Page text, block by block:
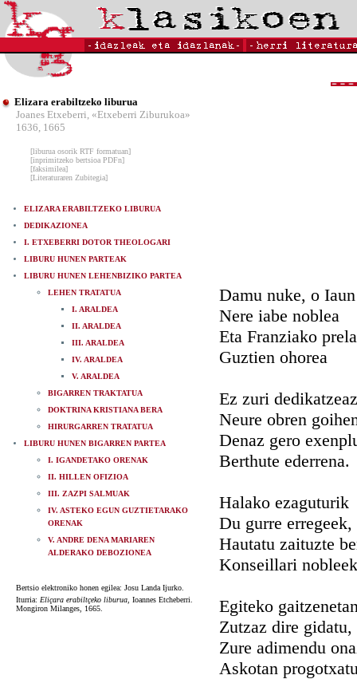
Elizara erabiltzeko liburua
Joanes Etxeberri, «Etxeberri Ziburukoa»
1636, 1665
[liburua osorik RTF formatuan]
[inprimitzeko bertsioa PDFn]
[faksimilea]
[Literaturaren Zubitegia]
ELIZARA ERABILTZEKO LIBURUA
DEDIKAZIONEA
I. ETXEBERRI DOTOR THEOLOGARI
LIBURU HUNEN PARTEAK
LIBURU HUNEN LEHENBIZIKO PARTEA
LEHEN TRATATUA
I. ARALDEA
II. ARALDEA
III. ARALDEA
IV. ARALDEA
V. ARALDEA
BIGARREN TRAKTATUA
DOKTRINA KRISTIANA BERA
HIRURGARREN TRATATUA
LIBURU HUNEN BIGARREN PARTEA
I. IGANDETAKO ORENAK
II. HILLEN OFIZIOA
III. ZAZPI SALMUAK
IV. ASTEKO EGUN GUZTIETARAKO
ORENAK
V. ANDRE DENA MARIAREN
ALDERAKO DEBOZIONEA
Bertsio elektroniko honen egilea: Josu Landa Ijurko.
Iturria: Eliçara erabiltçeko liburua , Ioannes Etcheberri.
Mongiron Milanges, 1665.
Damu nuke, o
Nere iabe noblea
Eta Franziako
Guztien ohorea
Ez zuri dedikatzeaz
Neure obren
Denaz gero
Berthute ederrena.
Halako ezaguturik
Du gurre erregeek,
Hautatu zaituzte
Konseillari
Egiteko
Zutzaz dire gidatu,
Zure adimendu
Askotan